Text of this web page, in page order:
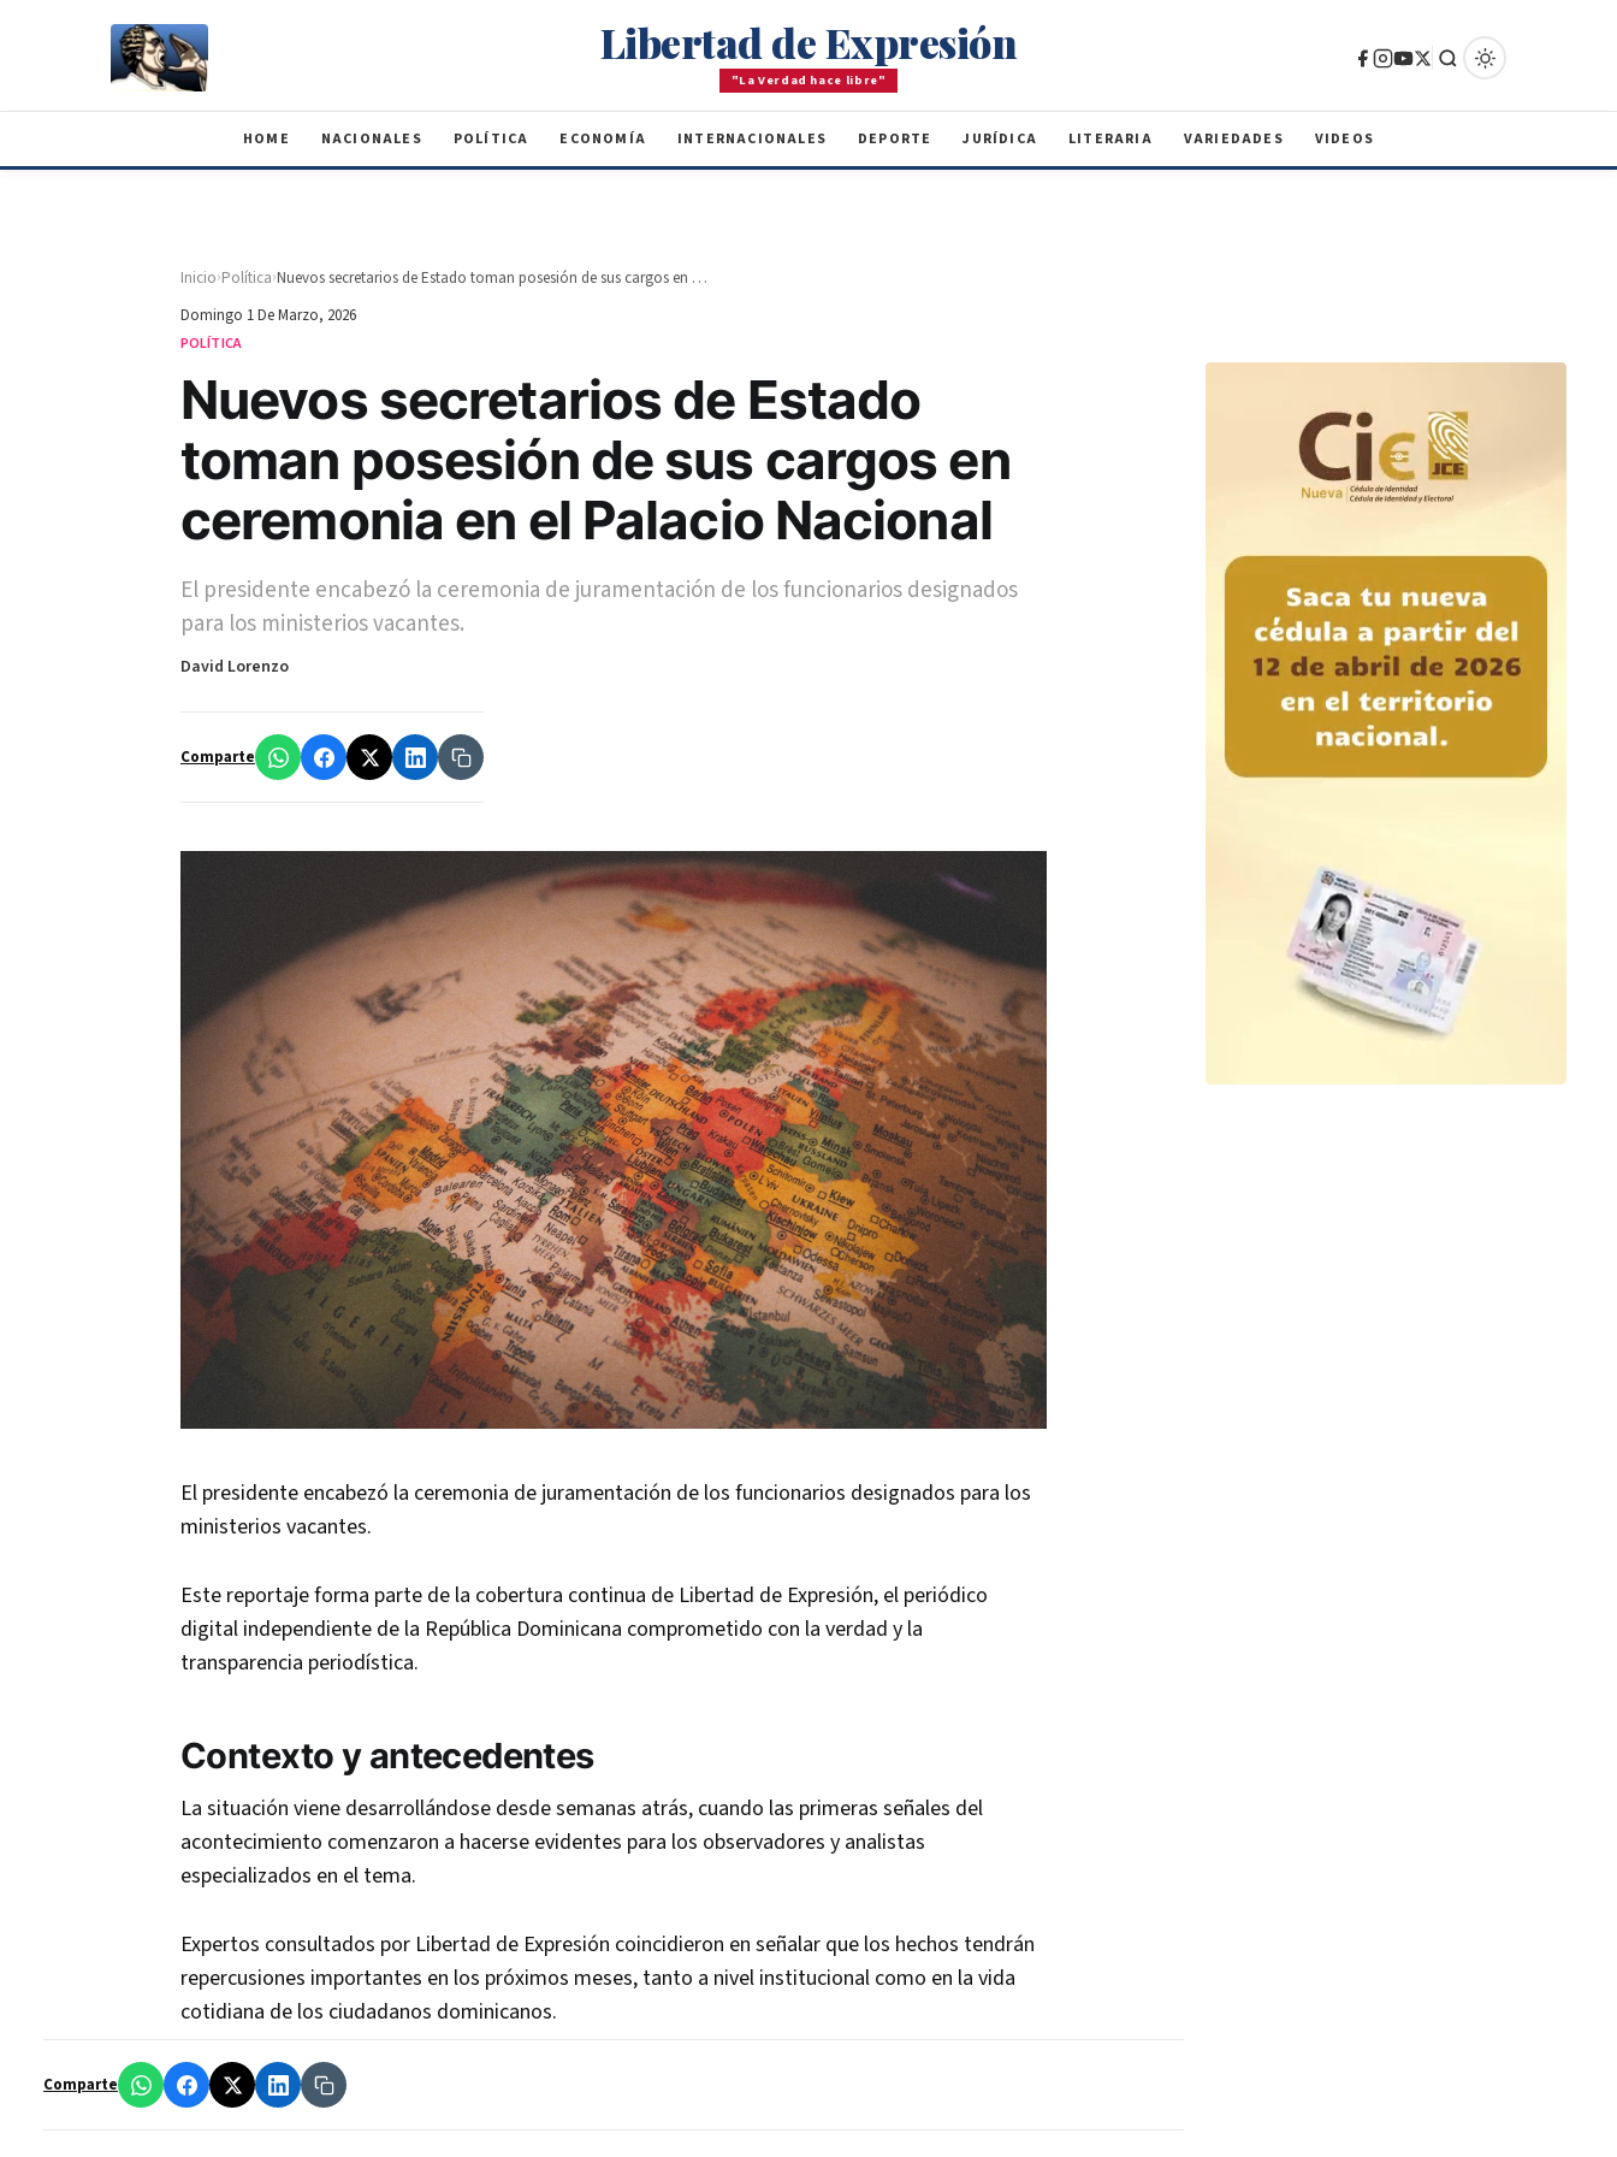
Libertad de Expresión
"La Verdad hace libre"
HOME NACIONALES POLÍTICA ECONOMÍA INTERNACIONALES DEPORTE JURÍDICA LITERARIA VARIEDADES VIDEOS
Inicio›Política›
Nuevos secretarios de Estado toman posesión de sus cargos en ceremonia en el Palacio Nacional
Domingo 1 De Marzo, 2026
POLÍTICA
Nuevos secretarios de Estado
toman posesión de sus cargos en
ceremonia en el Palacio Nacional
El presidente encabezó la ceremonia de juramentación de los funcionarios designados
para los ministerios vacantes.
David Lorenzo
Comparte
El presidente encabezó la ceremonia de juramentación de los funcionarios designados para los
ministerios vacantes.
Este reportaje forma parte de la cobertura continua de Libertad de Expresión, el periódico
digital independiente de la República Dominicana comprometido con la verdad y la
transparencia periodística.
Contexto y antecedentes
La situación viene desarrollándose desde semanas atrás, cuando las primeras señales del
acontecimiento comenzaron a hacerse evidentes para los observadores y analistas
especializados en el tema.
Expertos consultados por Libertad de Expresión coincidieron en señalar que los hechos tendrán
repercusiones importantes en los próximos meses, tanto a nivel institucional como en la vida
cotidiana de los ciudadanos dominicanos.
Comparte